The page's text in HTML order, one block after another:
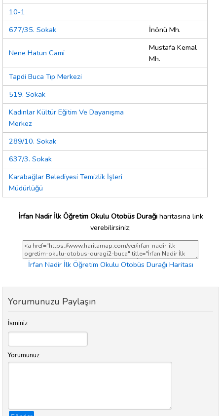
10-1
677/35. Sokak
İnönü Mh.
Nene Hatun Cami
Mustafa Kemal
Mh.
Tapdi Buca Tıp Merkezi
519. Sokak
Kadınlar Kültür Eğitim Ve Dayanışma
Merkez
289/10. Sokak
637/3. Sokak
Karabağlar Belediyesi Temizlik İşleri
Müdürlüğü
İrfan Nadir İlk Öğretim Okulu Otobüs Durağıharitasına link
verebilirsiniz;
İrfan Nadir İlk Öğretim Okulu Otobüs Durağı Haritası
Yorumunuzu Paylaşın
İsminiz
Yorumunuz